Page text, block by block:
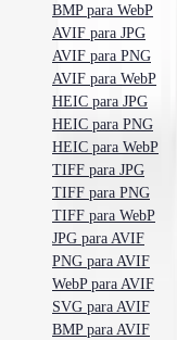
BMP para WebP
AVIF para JPG
AVIF para PNG
AVIF para WebP
HEIC para JPG
HEIC para PNG
HEIC para WebP
TIFF para JPG
TIFF para PNG
TIFF para WebP
JPG para AVIF
PNG para AVIF
WebP para AVIF
SVG para AVIF
BMP para AVIF